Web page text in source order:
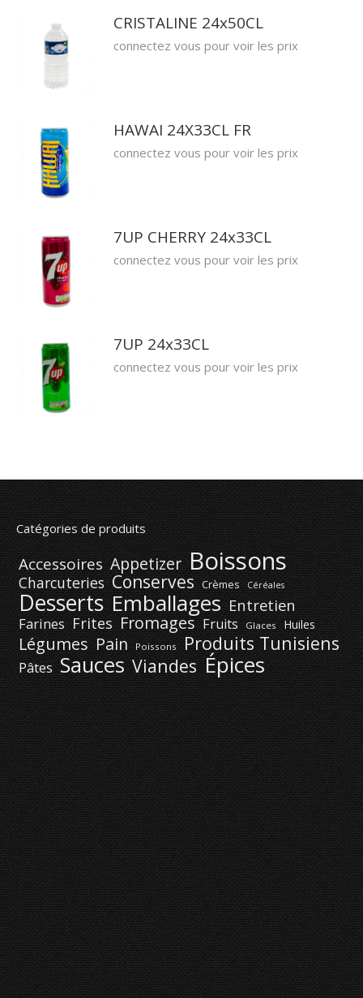
CRISTALINE 24x50CL
connectez vous pour voir les prix
HAWAI 24X33CL FR
connectez vous pour voir les prix
7UP CHERRY 24x33CL
connectez vous pour voir les prix
7UP 24x33CL
connectez vous pour voir les prix
Catégories de produits
Accessoires Appetizer Boissons
Charcuteries Conserves Crèmes Céréales
Desserts Emballages Entretien
Farines Frites Fromages Fruits Glaces Huiles
Légumes Pain Poissons Produits Tunisiens
Pâtes Sauces Viandes Épices